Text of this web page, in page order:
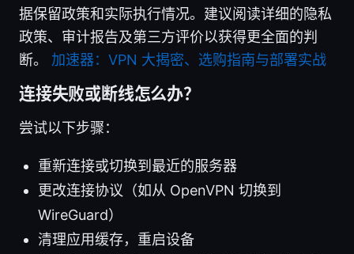
据保留政策和实际执行情况。建议阅读详细的隐私
政策、审计报告及第三方评价以获得更全面的判
断。 加速器：VPN 大揭密、选购指南与部署实战
连接失败或断线怎么办？
尝试以下步骤：
重新连接或切换到最近的服务器
更改连接协议（如从 OpenVPN 切换到
WireGuard）
清理应用缓存，重启设备